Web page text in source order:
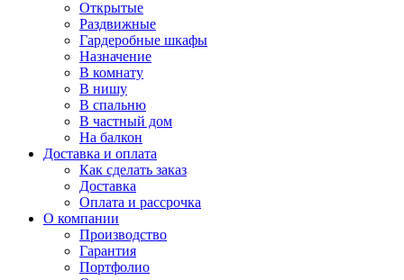
Открытые
Раздвижные
Гардеробные шкафы
Назначение
В комнату
В нишу
В спальню
В частный дом
На балкон
Доставка и оплата
Как сделать заказ
Доставка
Оплата и рассрочка
О компании
Производство
Гарантия
Портфолио